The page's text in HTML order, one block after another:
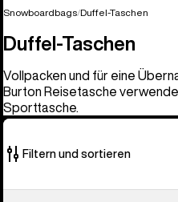
Snowboardbags Duffel-Taschen
Duffel-Taschen
Vollpacken und für eine
Burton Reisetasche
Sporttasche.
Filtern und sortieren